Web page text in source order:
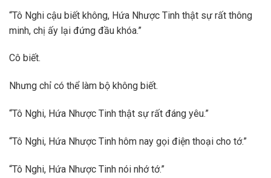
“Tô Nghi cậu biết không, Hứa Nhược Tinh thật sự rất thông
minh, chị ấy lại đứng đầu khóa.”
Cô biết.
Nhưng chỉ có thể làm bộ không biết.
“Tô Nghi, Hứa Nhược Tinh thật sự rất đáng yêu.”
“Tô Nghi, Hứa Nhược Tinh hôm nay gọi điện thoại cho tớ.”
“Tô Nghi, Hứa Nhược Tinh nói nhớ tớ.”